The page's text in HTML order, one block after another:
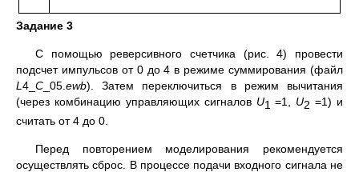
Задание 3
С помощью реверсивного счетчика (рис. 4) провести
подсчет импульсов от 0 до 4 в режиме суммирования (файл
L 4_ C _05. ewb). Затем переключиться в режим вычитания
(через комбинацию управляющих сигналов U1 =1, U2 =1) и
считать от 4 до 0.
Перед повторением моделирования рекомендуется
осуществлять сброс. В процессе подачи входного сигнала не